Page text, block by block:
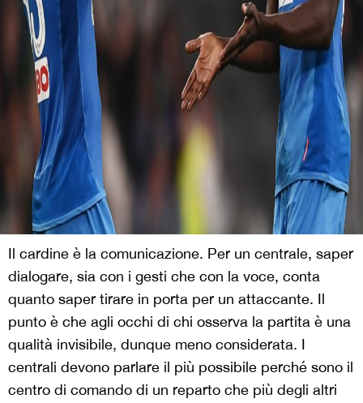
Il cardine è la comunicazione. Per un centrale, saper
dialogare, sia con i gesti che con la voce, conta
quanto saper tirare in porta per un attaccante. Il
punto è che agli occhi di chi osserva la partita è una
qualità invisibile, dunque meno considerata. I
centrali devono parlare il più possibile perché sono il
centro di comando di un reparto che più degli altri